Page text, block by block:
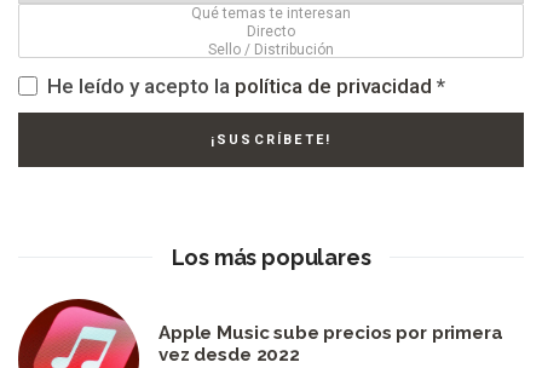
He leído y acepto la política de privacidad *
Los más populares
Apple Music sube precios por primera
vez desde 2022